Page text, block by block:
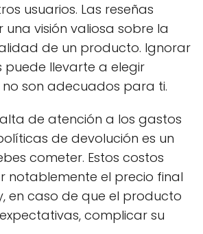
usuarios. Las reseñas
visión valiosa sobre la
de un producto. Ignorar
puede llevarte a elegir
son adecuados para ti.
de atención a los gastos
de devolución es un
cometer. Estos costos
notablemente el precio final
en caso de que el producto
complicar su